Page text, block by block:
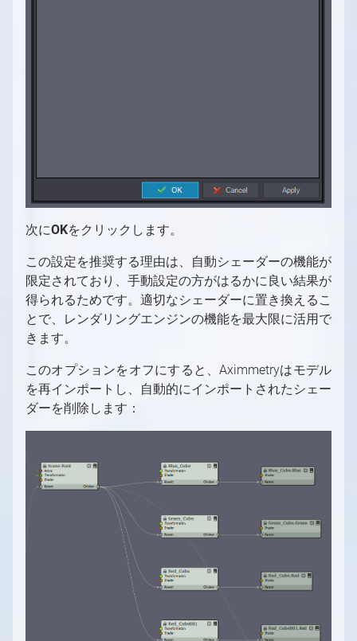
次にOKをクリックします。
この設定を推奨する理由は、自動シェーダーの機能が
限定されており、手動設定の方がはるかに良い結果が
得られるためです。適切なシェーダーに置き換えるこ
とで、レンダリングエンジンの機能を最大限に活用で
きます。
このオプションをオフにすると、Aximmetryはモデル
を再インポートし、自動的にインポートされたシェー
ダーを削除します：